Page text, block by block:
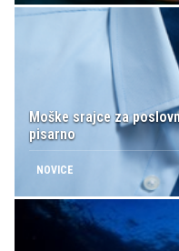
Moške srajce za
pisarno
NOVICE